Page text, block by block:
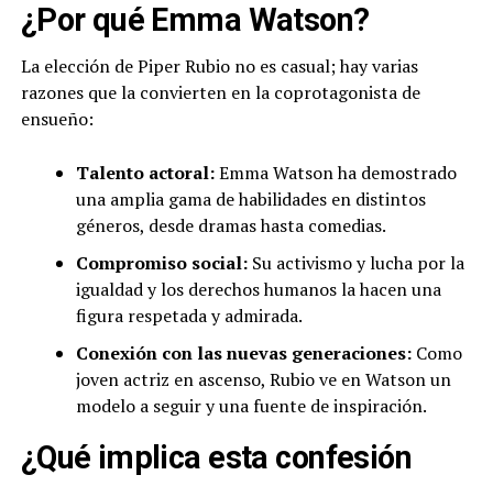
¿Por qué Emma Watson?
La elección de Piper Rubio no es casual; hay varias
razones que la convierten en la coprotagonista de
ensueño:
Talento actoral:Emma Watson ha demostrado
una amplia gama de habilidades en distintos
géneros, desde dramas hasta comedias.
Compromiso social:Su activismo y lucha por la
igualdad y los derechos humanos la hacen una
figura respetada y admirada.
Conexión con las nuevas generaciones:Como
joven actriz en ascenso, Rubio ve en Watson un
modelo a seguir y una fuente de inspiración.
¿Qué implica esta confesión